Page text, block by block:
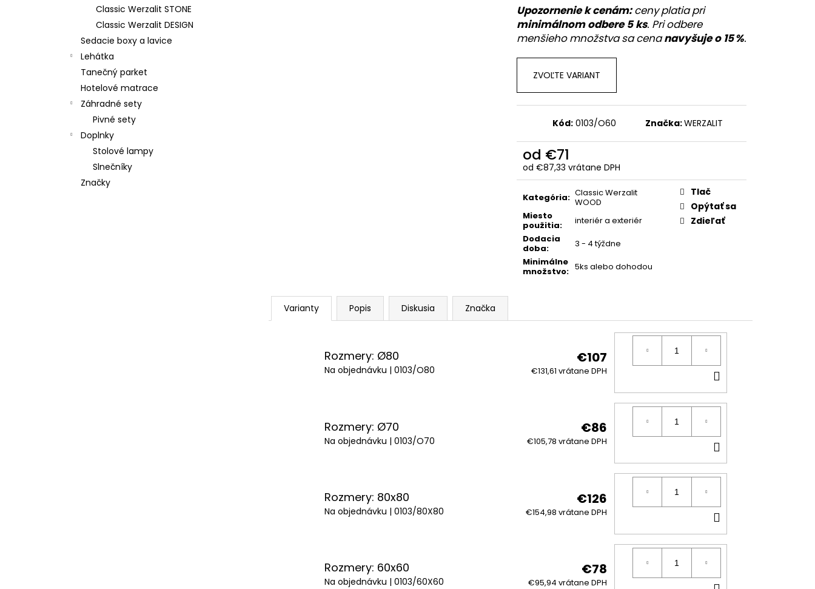
Classic Werzalit STONE
Classic Werzalit DESIGN
Sedacie boxy a lavice
Lehátka
Tanečný parket
Hotelové matrace
Záhradné sety
Pivné sety
Doplnky
Stolové lampy
Slnečníky
Značky
Upozornenie k cenám:ceny platia pri
minimálnom odbere 5 ks. Pri odbere
menšieho množstva sa cenanavyšuje o 15 %.
ZVOĽTE VARIANT
Kód: 0103/O60 Značka:WERZALIT
od €71
od €87,33 vrátane DPH
Jednotková
Kategória: Classic Werzalit
WOOD
Miesto
použitia:
interiér a exteriér
Dodacia
doba:
3 - 4 týždne
Minimálne
množstvo: 5ks alebo dohodou
Tlač
Opýtať sa
Zdieľať
Varianty Popis Diskusia Značka
Rozmery: Ø80
Na objednávku | 0103/O80
€107
€131,61 vrátane DPH
KOŠÍKA
Rozmery: Ø70
Na objednávku | 0103/O70
€86
€105,78 vrátane DPH
KOŠÍKA
Rozmery: 80x80
Na objednávku | 0103/80X80
€126
€154,98 vrátane DPH
KOŠÍKA
Rozmery: 60x60
Na objednávku | 0103/60X60
€78
€95,94 vrátane DPH